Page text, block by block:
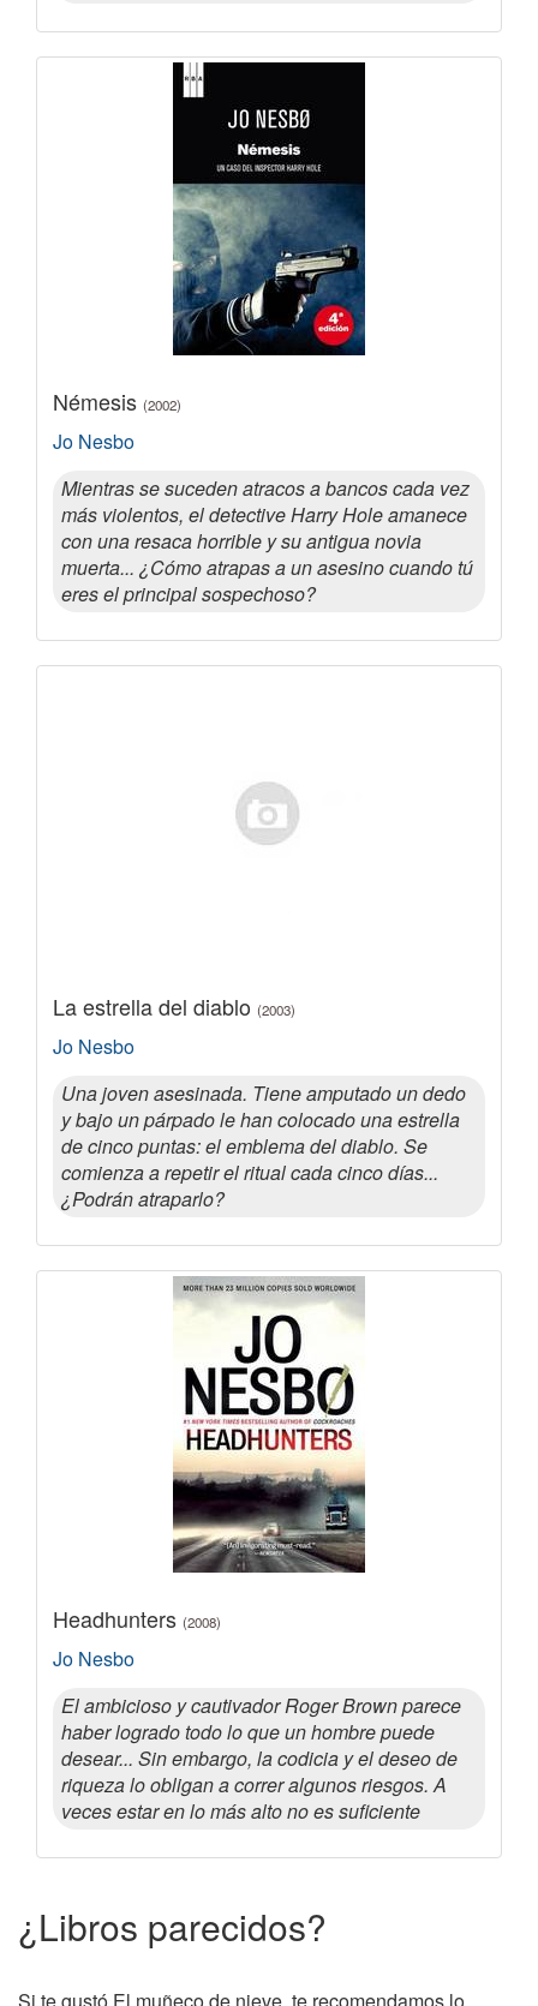
Némesis (2002)
Jo Nesbo
Mientras se suceden atracos a bancos cada vez
más violentos, el detective Harry Hole amanece
con una resaca horrible y su antigua novia
muerta... ¿Cómo atrapas a un asesino cuando tú
eres el principal sospechoso?
La estrella del diablo (2003)
Jo Nesbo
Una joven asesinada. Tiene amputado un dedo
y bajo un párpado le han colocado una estrella
de cinco puntas: el emblema del diablo. Se
comienza a repetir el ritual cada cinco días...
¿Podrán atraparlo?
Headhunters (2008)
Jo Nesbo
El ambicioso y cautivador Roger Brown parece
haber logrado todo lo que un hombre puede
desear... Sin embargo, la codicia y el deseo de
riqueza lo obligan a correr algunos riesgos. A
veces estar en lo más alto no es suficiente
¿Libros parecidos?
Si te gustó El muñeco de nieve, te recomendamos lo